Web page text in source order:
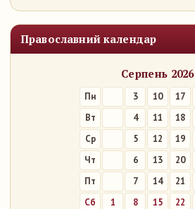
Православний календар
Серпень 2026
Пн 3 10 17
Вт
4 11 18
Ср
5 12 19
Чт
6 13 20
Пт
7 14 21
Сб
1 8 15 22